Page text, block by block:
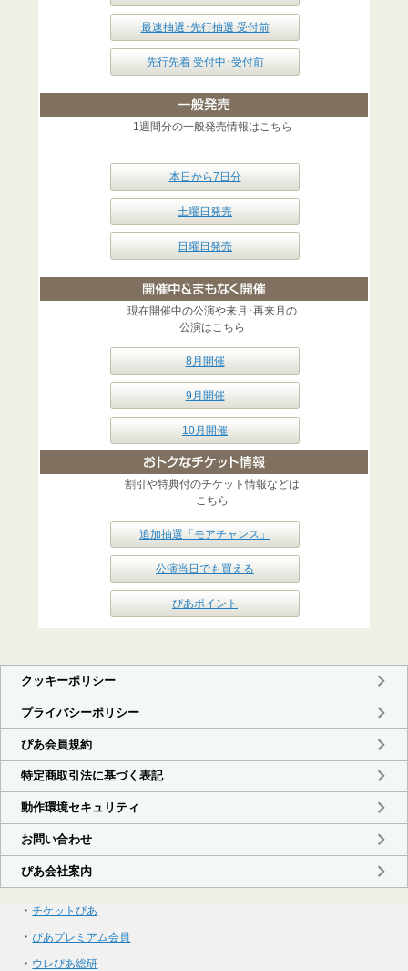
最速抽選･先行抽選 受付前
先行先着 受付中･受付前
1週間分の一般発売情報はこちら
本日から7日分
土曜日発売
日曜日発売
現在開催中の公演や来月･再来月の
公演はこちら
8月開催
9月開催
10月開催
割引や特典付のチケット情報などは
こちら
追加抽選「モアチャンス」
公演当日でも買える
ぴあポイント
・チケットぴあ
・ぴあプレミアム会員
・ ウレぴあ総研